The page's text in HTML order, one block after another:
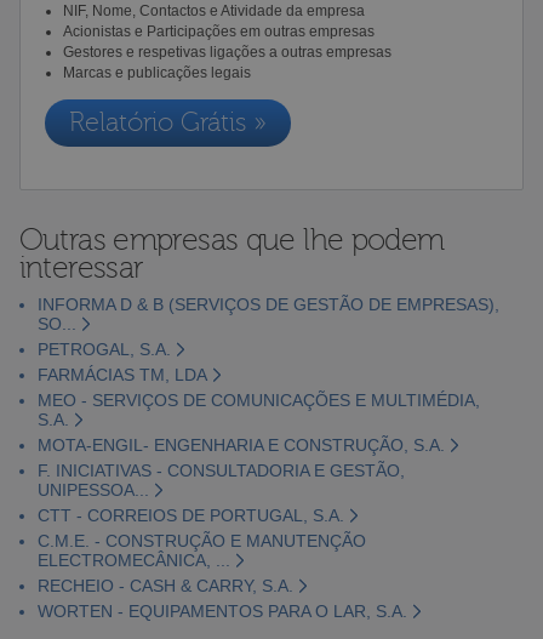
NIF, Nome, Contactos e Atividade da empresa
Acionistas e Participações em outras empresas
Gestores e respetivas ligações a outras empresas
Marcas e publicações legais
Relatório Grátis »
Outras empresas que lhe podem
interessar
INFORMA D & B (SERVIÇOS DE GESTÃO DE EMPRESAS),
SO...
PETROGAL, S.A.
FARMÁCIAS TM, LDA
MEO - SERVIÇOS DE COMUNICAÇÕES E MULTIMÉDIA,
S.A.
MOTA-ENGIL- ENGENHARIA E CONSTRUÇÃO, S.A.
F. INICIATIVAS - CONSULTADORIA E GESTÃO,
UNIPESSOA...
CTT - CORREIOS DE PORTUGAL, S.A.
C.M.E. - CONSTRUÇÃO E MANUTENÇÃO
ELECTROMECÂNICA, ...
RECHEIO - CASH & CARRY, S.A.
WORTEN - EQUIPAMENTOS PARA O LAR, S.A.